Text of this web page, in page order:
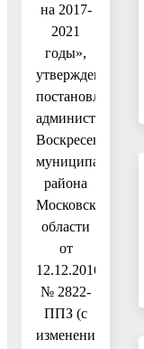
на 2017-
2021
годы»,
утвержденную
постановлением
администрации
Воскресенского
муниципального
района
Московской
области
от
12.12.2016
№ 2822-
ППЗ (с
изменениями